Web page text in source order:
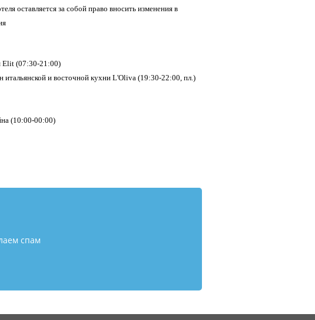
оставляется за собой право вносить изменения в
Elit (07:30-21:00)
итальянской и восточной кухни L'Оliva (19:30-22:00, пл.)
(10:00-00:00)
спам